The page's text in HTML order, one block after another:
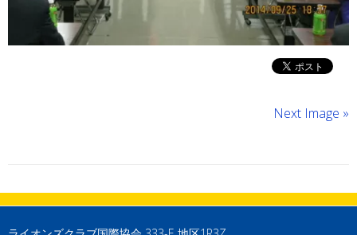
Next Image »